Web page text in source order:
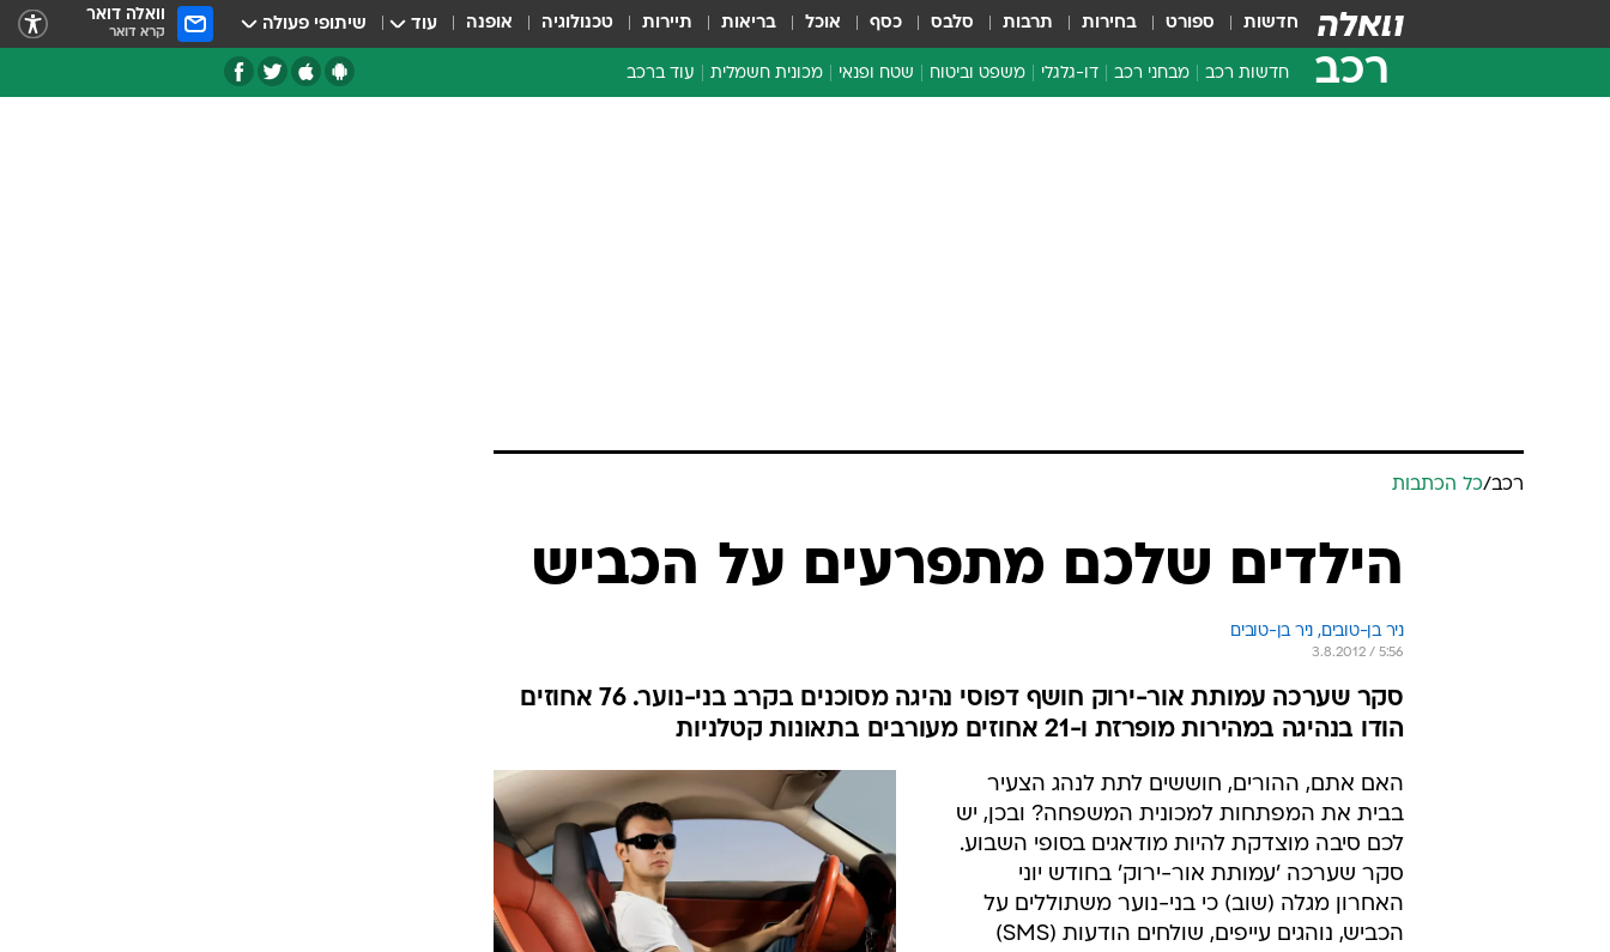
חדשות ספורט בחירות תרבות סלבס כסף אוכל בריאות תיירות טכנולוגיה אופנה עוד שיתופי פעולה וואלה דואר
קרא דואר
רכב חדשות רכב מבחני רכב דו-גלגלי משפט וביטוח שטח ופנאי מכונית חשמלית עוד ברכב
בטיחות
סדנאות ושיפורים
ארכיון מדורים סוגרים שנה
טוטאלוס
כתבו לנו
רכב/כל הכתבות
הילדים שלכם מתפרעים על הכביש
ניר בן-טובים, ניר בן-טובים
3.8.2012 / 5:56
סקר שערכה עמותת אור-ירוק חושף דפוסי נהיגה מסוכנים בקרב בני-נוער. 76 אחוזים
הודו בנהיגה במהירות מופרזת ו-21 אחוזים מעורבים בתאונות קטלניות
האם אתם, ההורים, חוששים לתת לנהג הצעיר
בבית את המפתחות למכונית המשפחה? ובכן, יש
לכם סיבה מוצדקת להיות מודאגים בסופי השבוע.
סקר שערכה 'עמותת אור-ירוק' בחודש יוני
האחרון מגלה (שוב) כי בני-נוער משתוללים על
הכביש, נוהגים עייפים, שולחים הודעות (SMS)